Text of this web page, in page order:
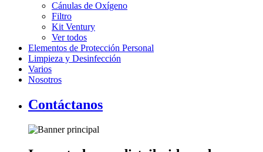
Cánulas de Oxígeno
Filtro
Kit Ventury
Ver todos
Elementos de Protección Personal
Limpieza y Desinfección
Varios
Nosotros
Contáctanos